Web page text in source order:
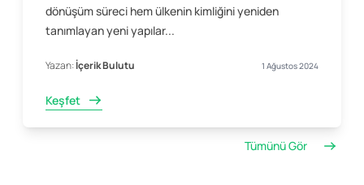
dönüşüm süreci hem ülkenin kimliğini yeniden
tanımlayan yeni yapılar...
Yazan:İçerik Bulutu 1 Ağustos 2024
Keşfet
Tümünü Gör